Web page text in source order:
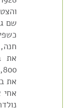
שם
את
את